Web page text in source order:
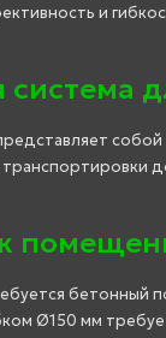
и
система
собой
к
бетонный
Ø150 мм